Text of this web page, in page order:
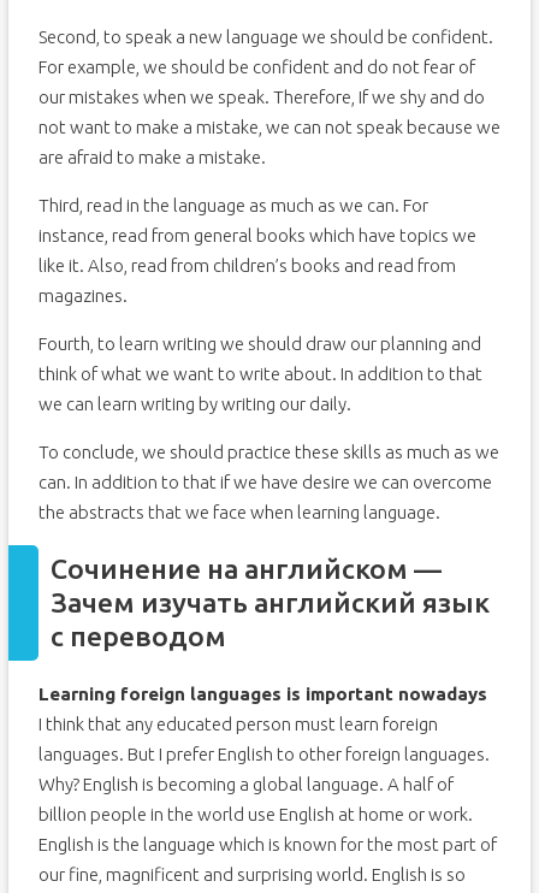
Second, to speak a new language we should be confident.
For example, we should be confident and do not fear of
our mistakes when we speak. Therefore, If we shy and do
not want to make a mistake, we can not speak because we
are afraid to make a mistake.
Third, read in the language as much as we can. For
instance, read from general books which have topics we
like it. Also, read from children’s books and read from
magazines.
Fourth, to learn writing we should draw our planning and
think of what we want to write about. In addition to that
we can learn writing by writing our daily.
To conclude, we should practice these skills as much as we
can. In addition to that if we have desire we can overcome
the abstracts that we face when learning language.
Сочинение на английском —
Зачем изучать английский язык
с переводом
Learning foreign languages is important nowadays
I think that any educated person must learn foreign
languages. But I prefer English to other foreign languages.
Why? English is becoming a global language. A half of
billion people in the world use English at home or work.
English is the language which is known for the most part of
our fine, magnificent and surprising world. English is so